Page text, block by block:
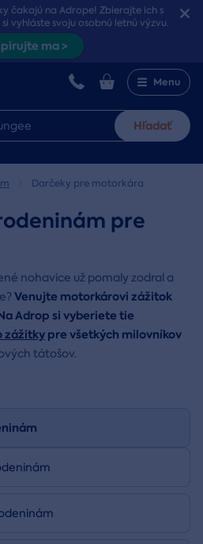
čakajú na Adrope! Zbierajte ich s
vyhláste svoju osobnú letnú výzvu.
ma >
Menu
Hľadať
Darčeky pre motorkára
pre
nohavice už pomaly zodral a
Venujte motorkárovi zážitok
Adrop si vyberiete tie
zážitky pre všetkých milovníkov
tátošov.